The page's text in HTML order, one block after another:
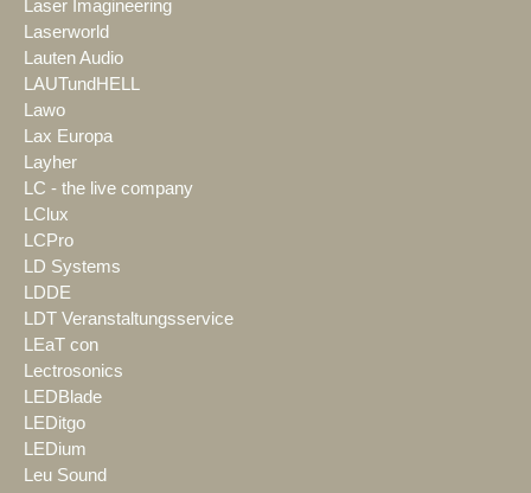
Laser Imagineering
Laserworld
Lauten Audio
LAUTundHELL
Lawo
Lax Europa
Layher
LC - the live company
LClux
LCPro
LD Systems
LDDE
LDT Veranstaltungsservice
LEaT con
Lectrosonics
LEDBlade
LEDitgo
LEDium
Leu Sound